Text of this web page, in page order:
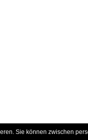
Sie können zwischen